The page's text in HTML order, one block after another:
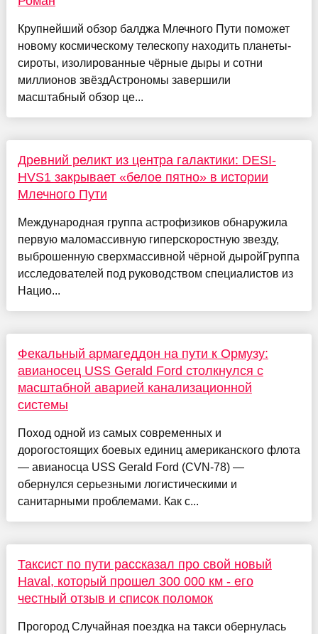
Крупнейший обзор балджа Млечного Пути поможет
новому космическому телескопу находить планеты-
сироты, изолированные чёрные дыры и сотни
миллионов звёздАстрономы завершили
масштабный обзор це...
Древний реликт из центра галактики: DESI-
HVS1 закрывает «белое пятно» в истории
Млечного Пути
Международная группа астрофизиков обнаружила
первую маломассивную гиперскоростную звезду,
выброшенную сверхмассивной чёрной дыройГруппа
исследователей под руководством специалистов из
Нацио...
Фекальный армагеддон на пути к Ормузу:
авианосец USS Gerald Ford столкнулся с
масштабной аварией канализационной
системы
Поход одной из самых современных и
дорогостоящих боевых единиц американского флота
— авианосца USS Gerald Ford (CVN-78) —
обернулся серьезными логистическими и
санитарными проблемами. Как с...
Таксист по пути рассказал про свой новый
Haval, который прошел 300 000 км - его
честный отзыв и список поломок
Прогород Случайная поездка на такси обернулась